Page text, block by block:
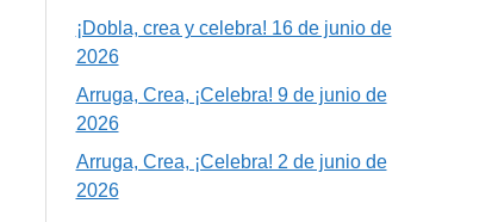
¡Dobla, crea y celebra! 16 de junio de
2026
Arruga, Crea, ¡Celebra! 9 de junio de
2026
Arruga, Crea, ¡Celebra! 2 de junio de
2026